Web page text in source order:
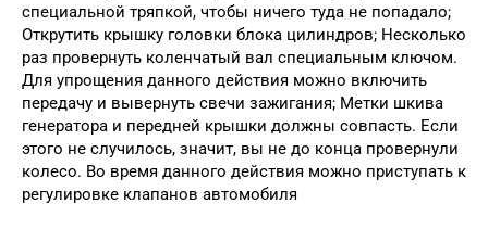
специальной тряпкой, чтобы ничего туда не попадало;
Открутить крышку головки блока цилиндров; Несколько
раз провернуть коленчатый вал специальным ключом.
Для упрощения данного действия можно включить
передачу и вывернуть свечи зажигания; Метки шкива
генератора и передней крышки должны совпасть. Если
этого не случилось, значит, вы не до конца провернули
колесо. Во время данного действия можно приступать к
регулировке клапанов автомобиля